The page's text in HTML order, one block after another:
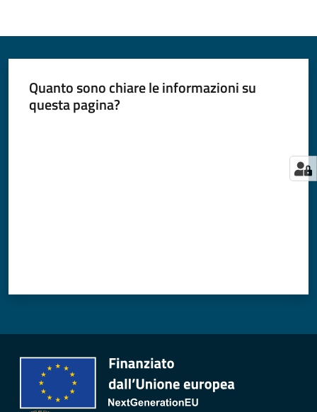
Quanto sono chiare le informazioni su
questa pagina?